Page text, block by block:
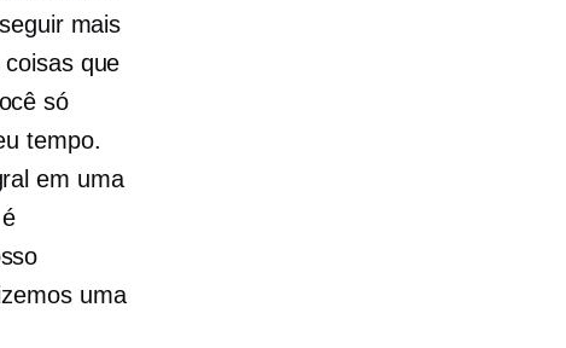
mais
que
só
tempo.
em uma
uma